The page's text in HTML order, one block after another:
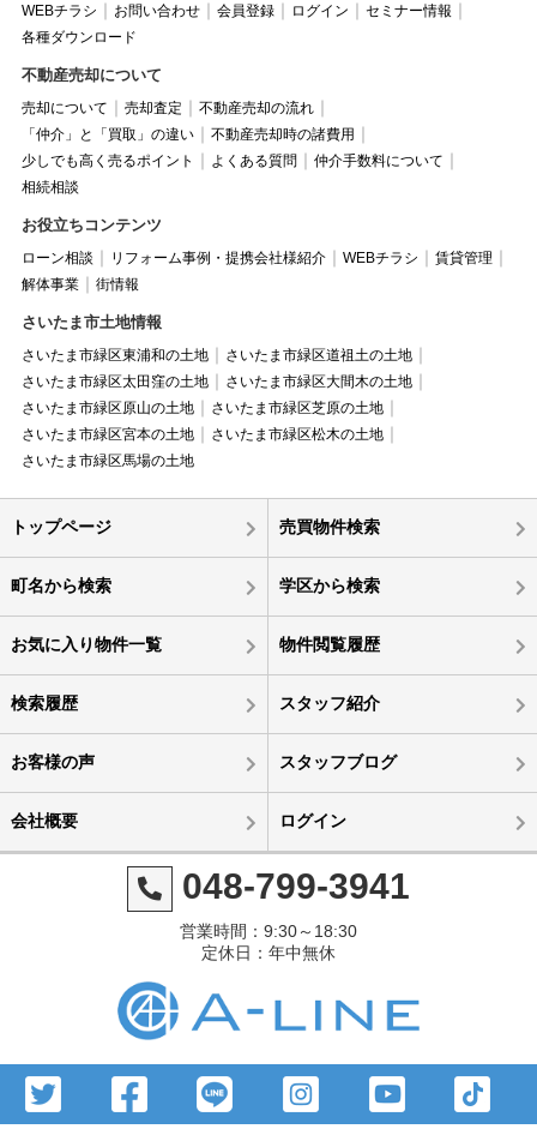
WEBチラシ
お問い合わせ 会員登録 ログイン
セミナー情報
各種ダウンロード
不動産売却について
売却について 売却査定
不動産売却の流れ
「仲介」と「買取」の違い
不動産売却時の諸費用
少しでも高く売るポイント
よくある質問
仲介手数料について
相続相談
お役立ちコンテンツ
ローン相談 リフォーム事例・提携会社様紹介 WEBチラシ
賃貸管理
解体事業
街情報
さいたま市土地情報
さいたま市緑区東浦和の土地
さいたま市緑区道祖土の土地
さいたま市緑区太田窪の土地
さいたま市緑区大間木の土地
さいたま市緑区原山の土地
さいたま市緑区芝原の土地
さいたま市緑区宮本の土地
さいたま市緑区松木の土地
さいたま市緑区馬場の土地
トップページ 売買物件検索
町名から検索 学区から検索
お気に入り物件一覧 物件閲覧履歴
検索履歴 スタッフ紹介
お客様の声 スタッフブログ
会社概要 ログイン
048-799-3941
営業時間：9:30～18:30
定休日：年中無休